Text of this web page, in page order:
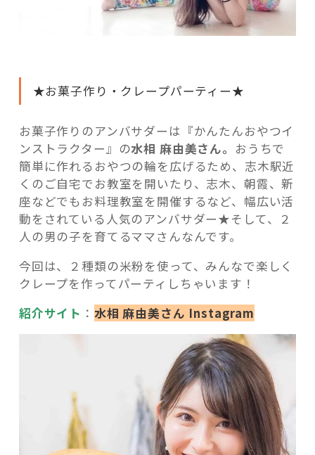
★お菓子作り・クレープパーティー★
お菓子作りのアンバサダーは『かんたんおやつイ
ンストラクター』の水相 麻由美さん。 おうちで
簡単に作れるおやつの輪を広げるため、志木駅近
くのご自宅でお教室を開いたり、志木、朝霞、新
座などでもお料理教室を開催するなど、幅広い活
動をされている人気のアンバサダー★そして、２
人の男の子を育てるママさんなんです。
今回は、２種類の米粉を使って、みんなで楽しく
クレープを作ってパーティしちゃいます！
紹介サイト ： 水相 麻由美さん Instagram